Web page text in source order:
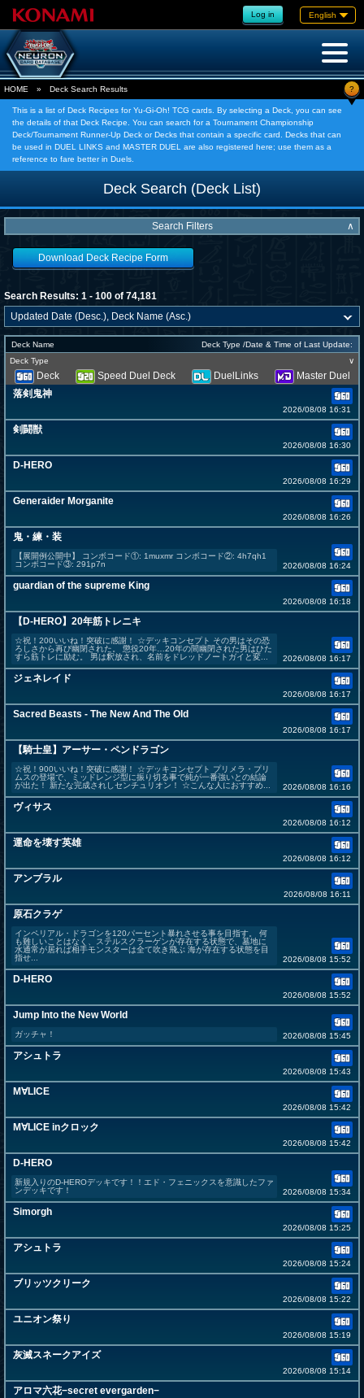
Log in English
HOME » Deck Search Results ?
This is a list of Deck Recipes for Yu-Gi-Oh! TCG cards. By selecting a Deck, you can see
the details of that Deck Recipe. You can search for a Tournament Championship
Deck/Tournament Runner-Up Deck or Decks that contain a specific card. Decks that can
be used in DUEL LINKS and MASTER DUEL are also registered here; use them as a
reference to fare better in Duels.
Deck Search (Deck List)
Search Filters ∧
Download Deck Recipe Form
Search Results: 1 - 100 of 74,181
Deck Name
Deck Type /Date & Time of Last Update:
Deck Type
∨
Deck Speed Duel Deck DuelLinks
Master Duel
落剣鬼神
2026/08/08 16:31
剣闘獣
2026/08/08 16:30
D-HERO
2026/08/08 16:29
Generaider Morganite
2026/08/08 16:26
鬼・練・装
【展開例公開中】 コンボコード①: 1muxmr コンボコード②: 4h7qh1
コンボコード③: 291p7n
2026/08/08 16:24
guardian of the supreme King
2026/08/08 16:18
【D-HERO】20年筋トレニキ
☆祝！200いいね！突破に感謝！ ☆デッキコンセプト その男はその恐
ろしさから再び幽閉された。 懲役20年…20年の間幽閉された男はひた
すら筋トレに励む。 男は釈放され、名前をドレッドノートガイと変...
2026/08/08 16:17
ジェネレイド
2026/08/08 16:17
Sacred Beasts - The New And The Old
2026/08/08 16:17
【騎士皇】アーサー・ペンドラゴン
☆祝！900いいね！突破に感謝！ ☆デッキコンセプト プリメラ・プリ
ムスの登場で、ミッドレンジ型に振り切る事で純が一番強いとの結論
が出た！ 新たな完成されしセンチュリオン！ ☆こんな人におすすめ...
2026/08/08 16:16
ヴィサス
2026/08/08 16:12
運命を壊す英雄
2026/08/08 16:12
アンブラル
2026/08/08 16:11
原石クラゲ
インペリアル・ドラゴンを120パーセント暴れさせる事を目指す。 何
も難しいことはなく、ステルスクラーゲンが存在する状態で、墓地に
水通常が居れば相手モンスターは全て吹き飛ぶ 海が存在する状態を目
指せ...
2026/08/08 15:52
D-HERO
2026/08/08 15:52
Jump Into the New World
ガッチャ！ 2026/08/08 15:45
アシュトラ
2026/08/08 15:43
M∀LICE
2026/08/08 15:42
M∀LICE inクロック
2026/08/08 15:42
D-HERO
新規入りのD-HEROデッキです！！エド・フェニックスを意識したファ
ンデッキです！
2026/08/08 15:34
Simorgh
2026/08/08 15:25
アシュトラ
2026/08/08 15:24
ブリッツクリーク
2026/08/08 15:22
ユニオン祭り
2026/08/08 15:19
灰滅スネークアイズ
2026/08/08 15:14
アロマ六花−secret evergarden−